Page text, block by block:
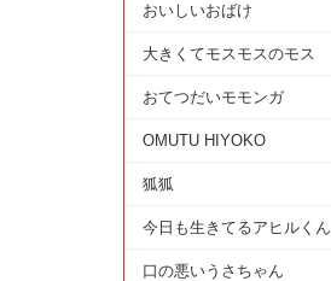
おいしいおばけ
大きくてモスモスのモス
おてつだいモモンガ
OMUTU HIYOKO
狐狐
今日も生きてるアヒルくん
口の悪いうさちゃん